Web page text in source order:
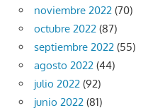
noviembre 2022 (70)
octubre 2022 (87)
septiembre 2022 (55)
agosto 2022 (44)
julio 2022 (92)
junio 2022 (81)